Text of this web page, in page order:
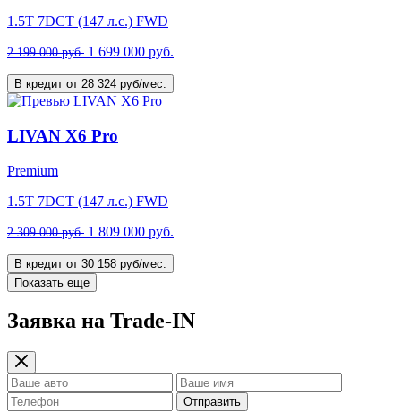
1.5T 7DCT (147 л.с.) FWD
2 199 000 руб. 1 699 000 руб.
В кредит от 28 324 руб/мес.
LIVAN X6 Pro
Premium
1.5T 7DCT (147 л.с.) FWD
2 309 000 руб. 1 809 000 руб.
В кредит от 30 158 руб/мес.
Показать еще
Заявка на Trade-IN
Отправить